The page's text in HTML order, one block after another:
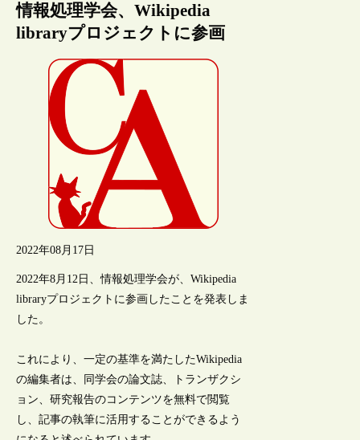
情報処理学会、Wikipedia
libraryプロジェクトに参画
2022年08月17日
2022年8月12日、情報処理学会が、Wikipedia
libraryプロジェクトに参画したことを発表しま
した。
これにより、一定の基準を満たしたWikipedia
の編集者は、同学会の論文誌、トランザクシ
ョン、研究報告のコンテンツを無料で閲覧
し、記事の執筆に活用することができるよう